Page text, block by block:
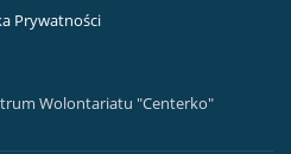
Prywatności
Wolontariatu "Centerko"